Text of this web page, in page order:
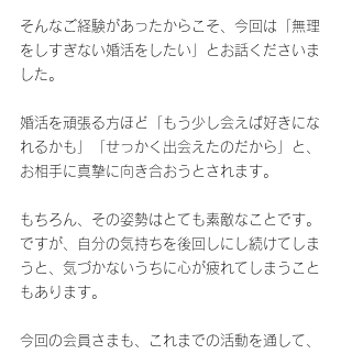
そんなご経験があったからこそ、今回は「無理
をしすぎない婚活をしたい」とお話くださいま
した。
婚活を頑張る方ほど「もう少し会えば好きにな
れるかも」「せっかく出会えたのだから」と、
お相手に真摯に向き合おうとされます。
もちろん、その姿勢はとても素敵なことです。
ですが、自分の気持ちを後回しにし続けてしま
うと、気づかないうちに心が疲れてしまうこと
もあります。
今回の会員さまも、これまでの活動を通して、